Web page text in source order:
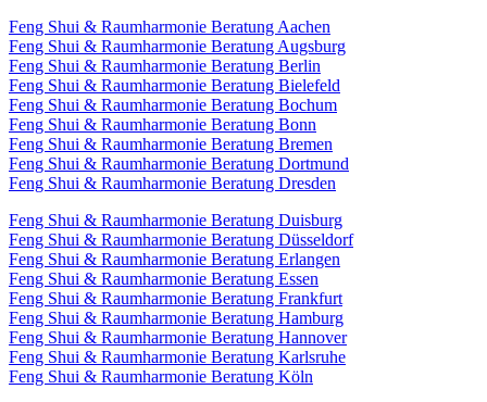
Feng Shui & Raumharmonie Beratung Aachen
Feng Shui & Raumharmonie Beratung Augsburg
Feng Shui & Raumharmonie Beratung Berlin
Feng Shui & Raumharmonie Beratung Bielefeld
Feng Shui & Raumharmonie Beratung Bochum
Feng Shui & Raumharmonie Beratung Bonn
Feng Shui & Raumharmonie Beratung Bremen
Feng Shui & Raumharmonie Beratung Dortmund
Feng Shui & Raumharmonie Beratung Dresden
Feng Shui & Raumharmonie Beratung Duisburg
Feng Shui & Raumharmonie Beratung Düsseldorf
Feng Shui & Raumharmonie Beratung Erlangen
Feng Shui & Raumharmonie Beratung Essen
Feng Shui & Raumharmonie Beratung Frankfurt
Feng Shui & Raumharmonie Beratung Hamburg
Feng Shui & Raumharmonie Beratung Hannover
Feng Shui & Raumharmonie Beratung Karlsruhe
Feng Shui & Raumharmonie Beratung Köln